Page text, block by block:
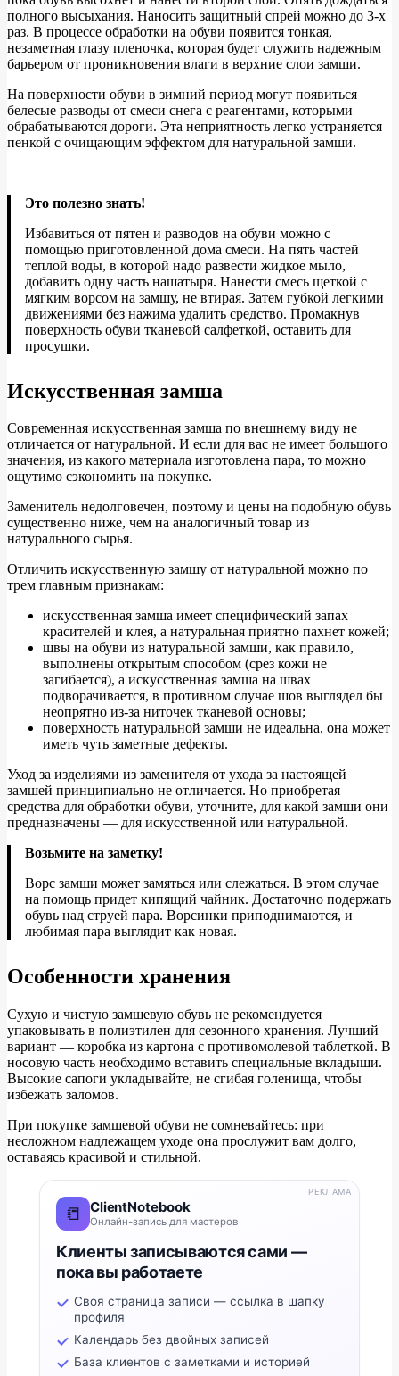
полного высыхания. Наносить защитный спрей можно до 3-х
раз. В процессе обработки на обуви появится тонкая,
незаметная глазу пленочка, которая будет служить надежным
барьером от проникновения влаги в верхние слои замши.
На поверхности обуви в зимний период могут появиться
белесые разводы от смеси снега с реагентами, которыми
обрабатываются дороги. Эта неприятность легко устраняется
пенкой с очищающим эффектом для натуральной замши.
Это полезно знать!
Избавиться от пятен и разводов на обуви можно с
помощью приготовленной дома смеси. На пять частей
теплой воды, в которой надо развести жидкое мыло,
добавить одну часть нашатыря. Нанести смесь щеткой с
мягким ворсом на замшу, не втирая. Затем губкой легкими
движениями без нажима удалить средство. Промакнув
поверхность обуви тканевой салфеткой, оставить для
просушки.
Искусственная замша
Современная искусственная замша по внешнему виду не
отличается от натуральной. И если для вас не имеет большого
значения, из какого материала изготовлена пара, то можно
ощутимо сэкономить на покупке.
Заменитель недолговечен, поэтому и цены на подобную обувь
существенно ниже, чем на аналогичный товар из
натурального сырья.
Отличить искусственную замшу от натуральной можно по
трем главным признакам:
искусственная замша имеет специфический запах
красителей и клея, а натуральная приятно пахнет кожей;
швы на обуви из натуральной замши, как правило,
выполнены открытым способом (срез кожи не
загибается), а искусственная замша на швах
подворачивается, в противном случае шов выглядел бы
неопрятно из-за ниточек тканевой основы;
поверхность натуральной замши не идеальна, она может
иметь чуть заметные дефекты.
Уход за изделиями из заменителя от ухода за настоящей
замшей принципиально не отличается. Но приобретая
средства для обработки обуви, уточните, для какой замши они
предназначены — для искусственной или натуральной.
Возьмите на заметку!
Ворс замши может замяться или слежаться. В этом случае
на помощь придет кипящий чайник. Достаточно подержать
обувь над струей пара. Ворсинки приподнимаются, и
любимая пара выглядит как новая.
Особенности хранения
Сухую и чистую замшевую обувь не рекомендуется
упаковывать в полиэтилен для сезонного хранения. Лучший
вариант — коробка из картона с противомолевой таблеткой. В
носовую часть необходимо вставить специальные вкладыши.
Высокие сапоги укладывайте, не сгибая голенища, чтобы
избежать заломов.
При покупке замшевой обуви не сомневайтесь: при
несложном надлежащем уходе она прослужит вам долго,
оставаясь красивой и стильной.
📒 ClientNotebook
Онлайн-запись для мастеров
Клиенты записываются сами —
пока вы работаете
Своя страница записи — ссылка в шапку
профиля
Календарь без двойных записей
База клиентов с заметками и историей
РЕКЛАМА